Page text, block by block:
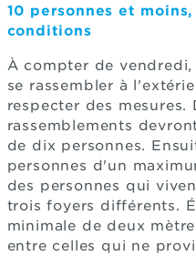
10 personnes et
conditions
À compter de
se rassembler à
respecter des mesures.
rassemblements
de dix personnes.
personnes d'un
des personnes qui
trois foyers différents.
minimale de deux
entre celles qui ne